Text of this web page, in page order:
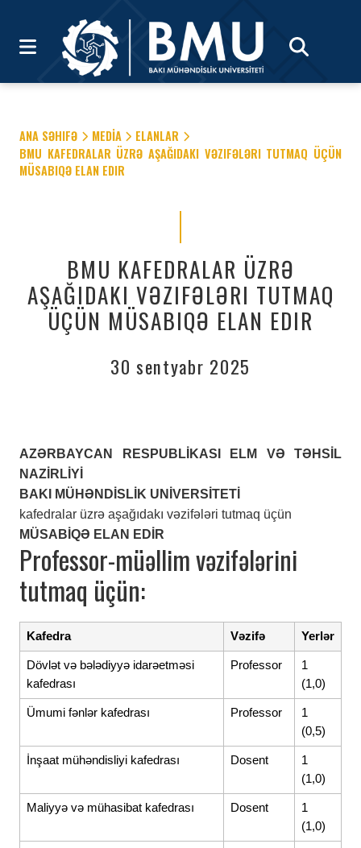
ANA SƏHIFƏ MEDİA
ELANLAR
BMU KAFEDRALAR ÜZRƏ AŞAĞIDAKI VƏZIFƏLƏRI TUTMAQ ÜÇÜN
MÜSABIQƏ ELAN EDIR
BMU KAFEDRALAR ÜZRƏ
AŞAĞIDAKI VƏZIFƏLƏRI TUTMAQ
ÜÇÜN MÜSABIQƏ ELAN EDIR
30 sentyabr 2025
AZƏRBAYCAN RESPUBLİKASI ELM VƏ TƏHSİL
NAZİRLİYİ
BAKI MÜHƏNDİSLİK UNİVERSİTETİ
kafedralar üzrə aşağıdakı vəzifələri tutmaq üçün
MÜSABİQƏ ELAN EDİR
Professor-müəllim vəzifələrini
tutmaq üçün:
Kafedra Vəzifə Yerlər
Dövlət və bələdiyyə idarəetməsi
kafedrası
Professor
1
(1,0)
Ümumi fənlər kafedrası Professor
1
(0,5)
İnşaat mühəndisliyi kafedrası Dosent
1
(1,0)
Maliyyə və mühasibat kafedrası Dosent
1
(1,0)